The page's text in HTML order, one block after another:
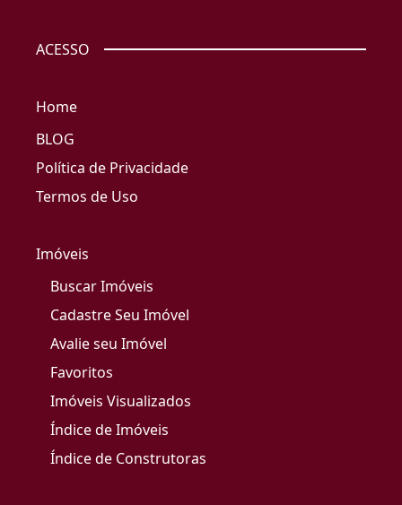
ACESSO
Home
BLOG
Política de Privacidade
Termos de Uso
Imóveis
Buscar Imóveis
Cadastre Seu Imóvel
Avalie seu Imóvel
Favoritos
Imóveis Visualizados
Índice de Imóveis
Índice de Construtoras